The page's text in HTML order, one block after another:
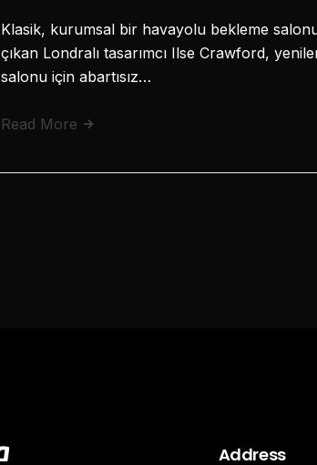
Klasik, kurumsal bir havayolu bekleme
çıkan Londralı tasarımcı Ilse Crawford,
salonu için abartısız…
Read More
Address